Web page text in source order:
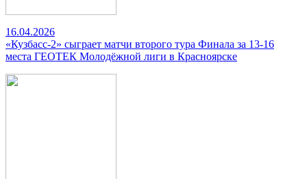
16.04.2026
«Кузбасс-2» сыграет матчи второго тура Финала за 13-16
места ГЕОТЕК Молодёжной лиги в Красноярске